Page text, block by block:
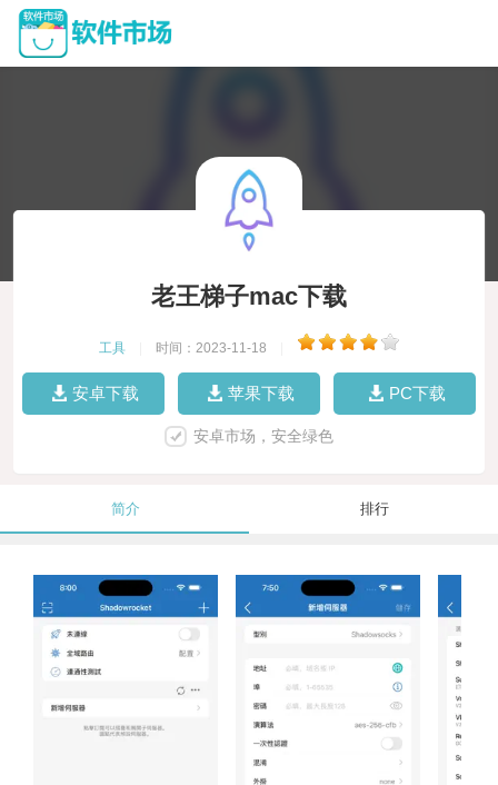
老王梯子mac下载
工具 时间：2023-11-18
安卓下载 苹果下载 PC下载
安卓市场，安全绿色
简介 排行